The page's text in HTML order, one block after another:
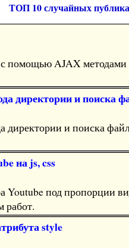
ТОП 10 случайных
помощью AJAX
директории и поиска
директории и поиска
на js, css
Youtube под пропорции
работ.
style